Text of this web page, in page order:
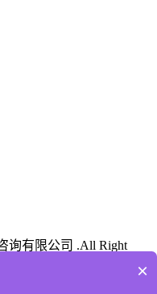
询有限公司 .All Right
技术支×